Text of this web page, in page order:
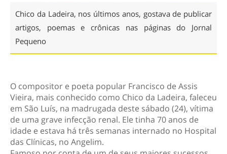
Chico da Ladeira, nos últimos anos, gostava de publicar
artigos, poemas e crônicas nas páginas do Jornal
Pequeno
O compositor e poeta popular Francisco de Assis
Vieira, mais conhecido como Chico da Ladeira, faleceu
em São Luís, na madrugada deste sábado (24), vítima
de uma grave infecção renal. Ele tinha 70 anos de
idade e estava há três semanas internado no Hospital
das Clínicas, no Angelim.